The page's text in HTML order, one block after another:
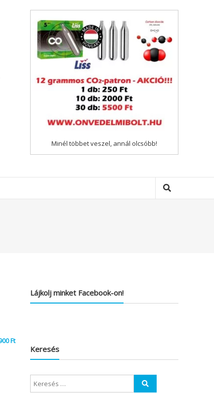
Minél többet veszel, annál olcsóbb!
Ft
Lájkolj minket Facebook-on!
Keresés